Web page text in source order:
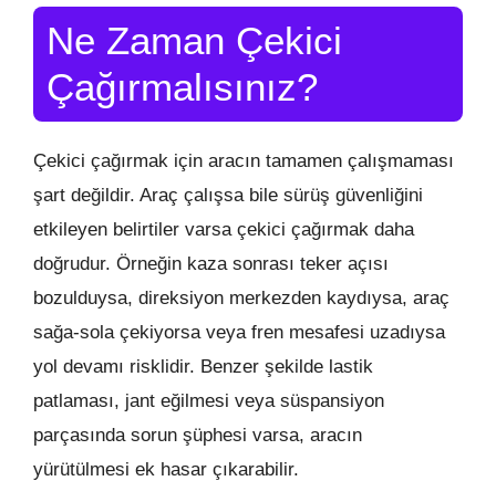
Ne Zaman Çekici
Çağırmalısınız?
Çekici çağırmak için aracın tamamen çalışmaması
şart değildir. Araç çalışsa bile sürüş güvenliğini
etkileyen belirtiler varsa çekici çağırmak daha
doğrudur. Örneğin kaza sonrası teker açısı
bozulduysa, direksiyon merkezden kaydıysa, araç
sağa-sola çekiyorsa veya fren mesafesi uzadıysa
yol devamı risklidir. Benzer şekilde lastik
patlaması, jant eğilmesi veya süspansiyon
parçasında sorun şüphesi varsa, aracın
yürütülmesi ek hasar çıkarabilir.